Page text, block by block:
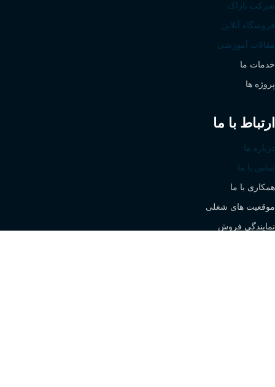
شرکت باژاک
فروشگاه آنلاین
مقالات آموزشی
خدمات ما
پروژه ها
ارتباط با ما
درباره ما
تماس با ما
همکاری با ما
موقعیت های شغلی
نمایندگی فروش